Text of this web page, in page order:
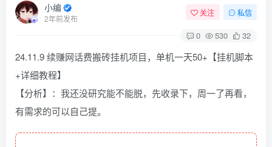
小编
2年前发布
关注 私信
0 530 32
24.11.9 续赚网话费搬砖挂机项目，单机一天50+【挂机脚本
+详细教程】
【分析】：我还没研究能不能脱，先收录下，周一了再看，
有需求的可以自己提。